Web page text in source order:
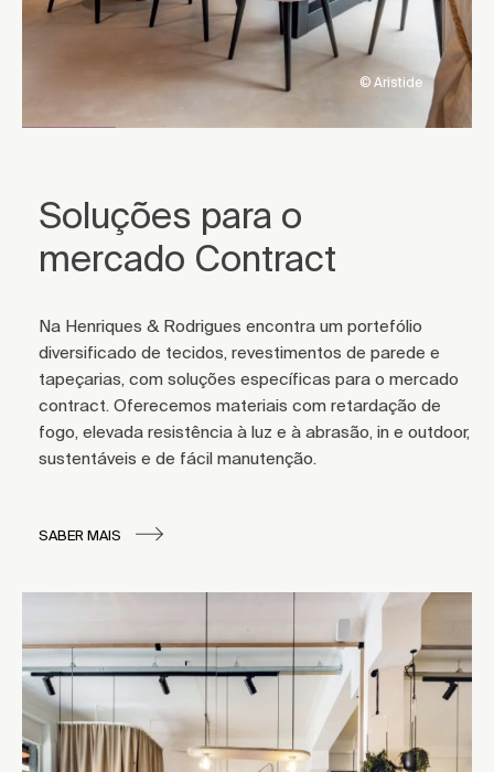
© Aristide
Soluções para o
mercado Contract
Na Henriques & Rodrigues encontra um portefólio
diversificado de tecidos, revestimentos de parede e
tapeçarias, com soluções específicas para o mercado
contract. Oferecemos materiais com retardação de
fogo, elevada resistência à luz e à abrasão, in e outdoor,
sustentáveis e de fácil manutenção.
SABER MAIS